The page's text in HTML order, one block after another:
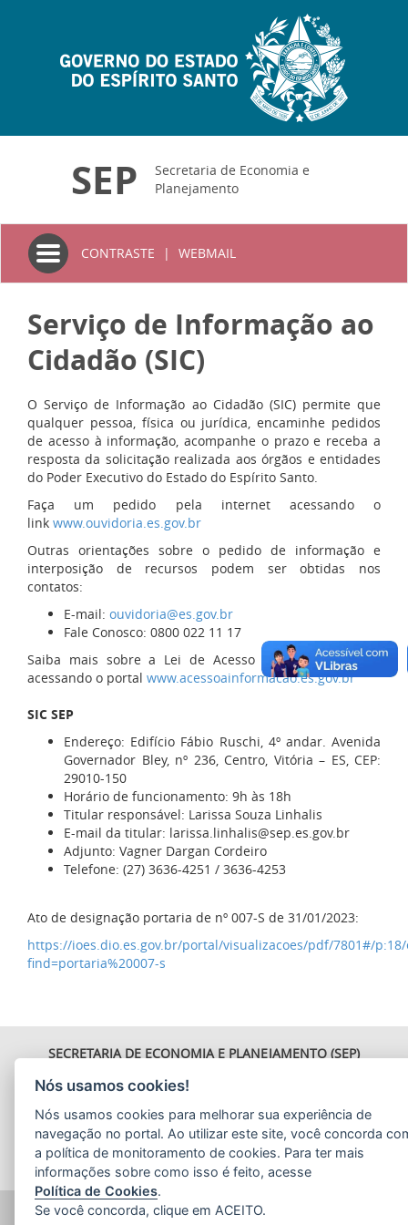
SEP
Secretaria de Economia e
Planejamento
Toggle
navigation
CONTRASTE | WEBMAIL
Serviço de Informação ao
Cidadão (SIC)
O Serviço de Informação ao Cidadão (SIC) permite que
qualquer pessoa, física ou jurídica, encaminhe pedidos
de acesso à informação, acompanhe o prazo e receba a
resposta da solicitação realizada aos órgãos e entidades
do Poder Executivo do Estado do Espírito Santo.
Faça um pedido pela internet acessando o
link www.ouvidoria.es.gov.br
Outras orientações sobre o pedido de informação e
interposição de recursos podem ser obtidas nos
contatos:
E-mail: ouvidoria@es.gov.br
Fale Conosco: 0800 022 11 17
Saiba mais sobre a Lei de Acesso à informação (LAI)
acessando o portal www.acessoainformacao.es.gov.br
SIC SEP
Endereço: Edifício Fábio Ruschi, 4º andar. Avenida
Governador Bley, nº 236, Centro, Vitória – ES, CEP:
29010-150
Horário de funcionamento: 9h às 18h
Titular responsável: Larissa Souza Linhalis
E-mail da titular: larissa.linhalis@sep.es.gov.br
Adjunto: Vagner Dargan Cordeiro
Telefone: (27) 3636-4251 / 3636-4253
Ato de designação portaria de nº 007-S de 31/01/2023:
https://ioes.dio.es.gov.br/portal/visualizacoes/pdf/7801#/p:18/
find=portaria%20007-s
SECRETARIA DE ECONOMIA E PLANEJAMENTO (SEP)
Barro Vermelho
CEP: 29057-550 - Vitória / ES
Tel.: 3636-4253 / 3636-4251
E-mail: gabinete@planejamento.es.gov.br
2015- 2026/ Desenvolvido pelo PRODEST
Nós usamos cookies!
Nós usamos cookies para melhorar sua experiência de
navegação no portal. Ao utilizar este site, você concorda
a política de monitoramento de cookies. Para ter mais
informações sobre como isso é feito, acesse
Política de Cookies.
Se você concorda, clique em ACEITO.